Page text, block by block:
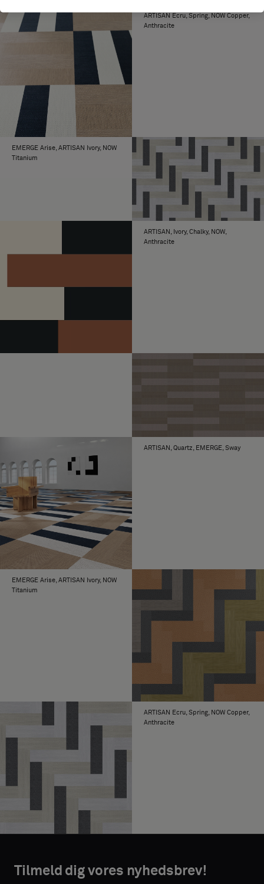
ARTISAN Ecru, Spring, NOW Copper,
Anthracite
EMERGE Arise, ARTISAN Ivory, NOW
Titanium
ARTISAN, Ivory, Chalky, NOW,
Anthracite
ARTISAN, Quartz, EMERGE, Sway
EMERGE Arise, ARTISAN Ivory, NOW
Titanium
ARTISAN Ecru, Spring, NOW Copper,
Anthracite
Tilmeld dig vores nyhedsbrev!